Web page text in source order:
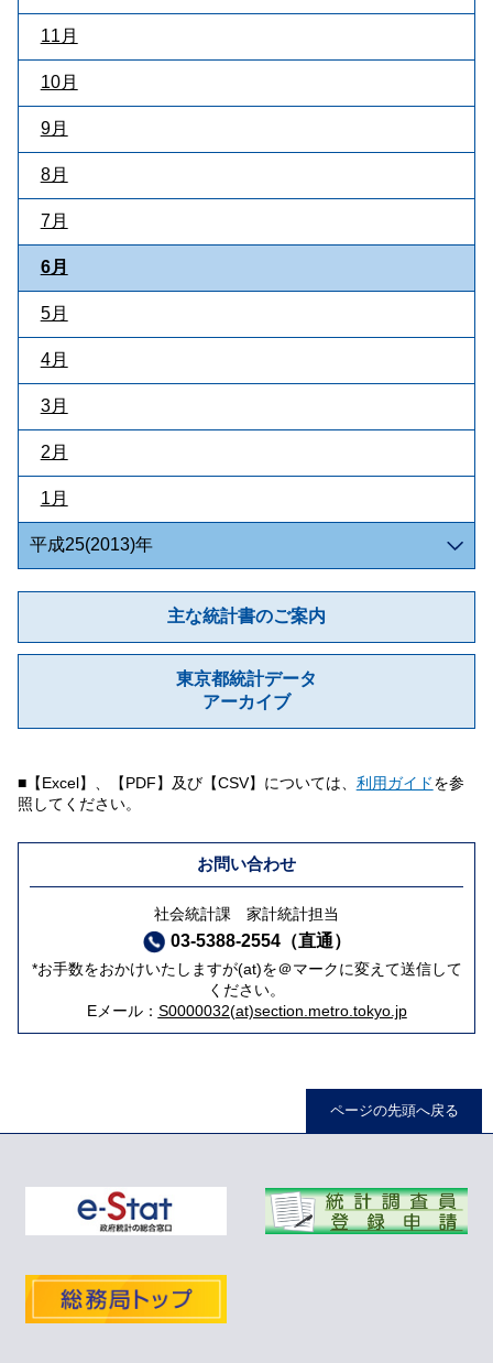
11月
10月
9月
8月
7月
6月
5月
4月
3月
2月
1月
平成25(2013)年
主な統計書のご案内
東京都統計データ
アーカイブ
■【Excel】、【PDF】及び【CSV】については、 利用ガイドを参
照してください。
お問い合わせ
社会統計課 家計統計担当
03-5388-2554（直通）
*お手数をおかけいたしますが(at)を＠マークに変えて送信して
ください。
Eメール： S0000032(at)section.metro.tokyo.jp
ページの先頭へ戻る